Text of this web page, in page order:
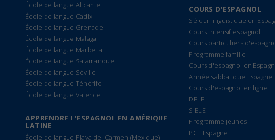
École de langue Alicante
École de langue Cadix
École de langue Grenade
École de langue Malaga
École de langue Marbella
École de langue Salamanque
École de langue Séville
École de langue Ténérife
École de langue Valence
APPRENDRE L'ESPAGNOL EN AMÉRIQUE
LATINE
École de langue Playa del Carmen (Mexique)
COURS D'ESPAGNOL
Séjour linguistique en
Cours intensif espagnol
Cours particuliers
Programme famille
Cours d'espagnol en
Année sabbatique Espagne
Cours d'espagnol en ligne
DELE
SIELE
Programme Jeunes
PCE Espagne